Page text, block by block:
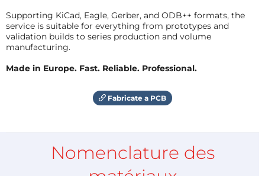
Supporting KiCad, Eagle, Gerber, and ODB++ formats, the
service is suitable for everything from prototypes and
validation builds to series production and volume
manufacturing.
Made in Europe. Fast. Reliable. Professional.
Fabricate a PCB
Nomenclature des